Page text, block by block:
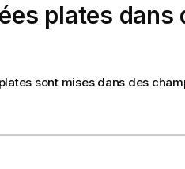
plates dans
sont mises dans des